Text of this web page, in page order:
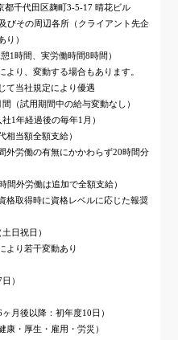
都千代田区麹町3-5-17 晴花ビル
びその周辺各所（クライアント先企
り）
1時間、実労働時間8時間）
より、変動する場合もあります。
て当社規定により優遇
（試用期間中の給与変動なし）
1年経過後の毎年1月）
相当額全額支給）
外労働の有無にかかわらず20時間分
間外労働は追加で全額支給）
格取得時に資格レベルに応じた報奨
日祝日）
より若干変動あり
）
月後以降：初年度10日）
康・厚生・雇用・労災）